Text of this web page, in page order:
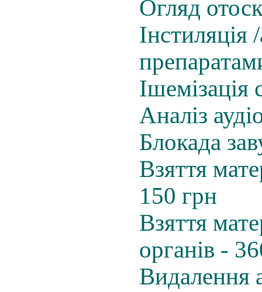
Огляд
Інстиляція
Аналіз
Блокада
Взяття
150 грн
Взяття
органів -
Видалення